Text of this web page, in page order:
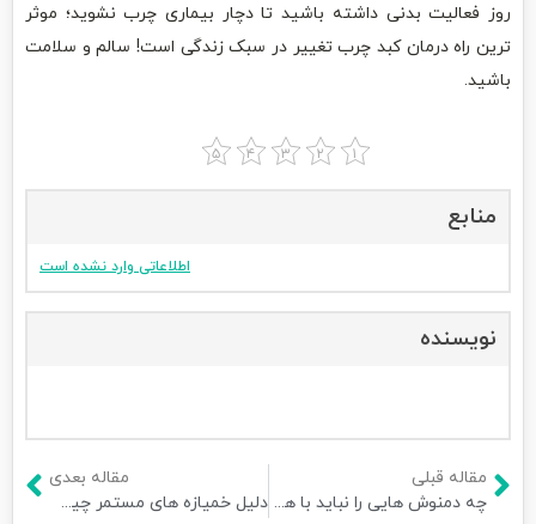
روز فعالیت بدنی داشته باشید تا دچار بیماری چرب نشوید؛ موثر
ترین راه درمان کبد چرب تغییر در سبک زندگی است! سالم و سلامت
باشید.
منابع
اطلاعاتی وارد نشده است
نویسنده
مقاله قبلی
چه دمنوش هایی را نباید با هم یا با دارو مصرف کرد؟
مقاله بعدی
دلیل خمیازه های مستمر چیست